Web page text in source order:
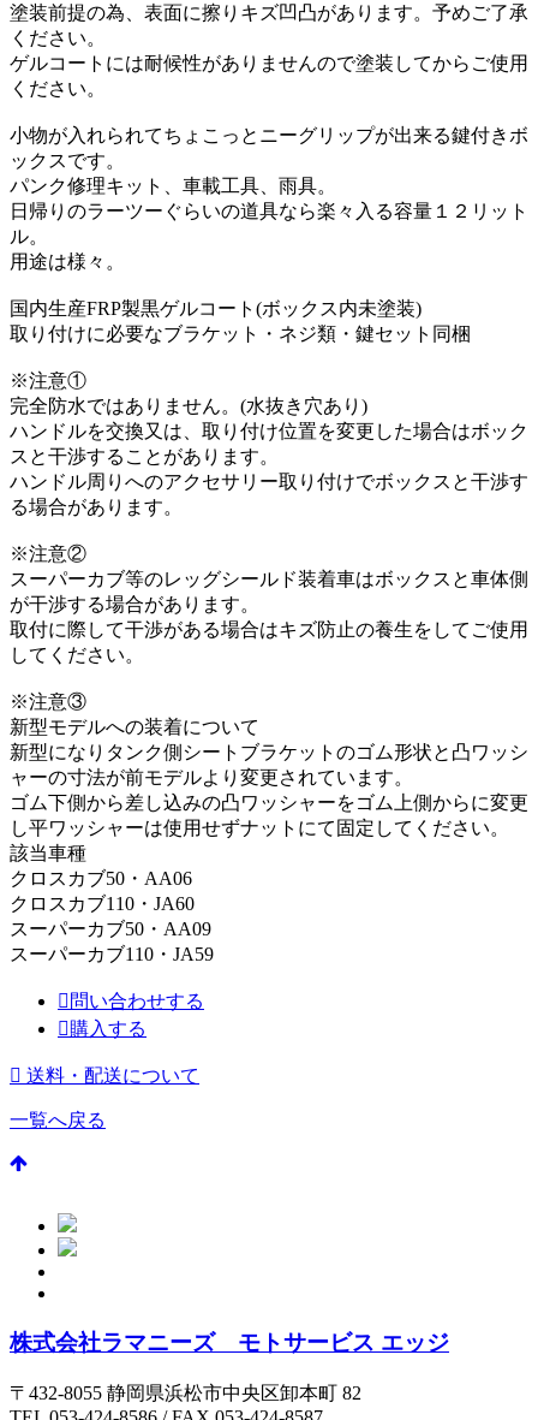
塗装前提の為、表面に擦りキズ凹凸があります。予めご了承
ください。
ゲルコートには耐候性がありませんので塗装してからご使用
ください。
小物が入れられてちょこっとニーグリップが出来る鍵付きボ
ックスです。
パンク修理キット、車載工具、雨具。
日帰りのラーツーぐらいの道具なら楽々入る容量１２リット
ル。
用途は様々。
国内生産FRP製黒ゲルコート(ボックス内未塗装)
取り付けに必要なブラケット・ネジ類・鍵セット同梱
※注意①
完全防水ではありません。(水抜き穴あり)
ハンドルを交換又は、取り付け位置を変更した場合はボック
スと干渉することがあります。
ハンドル周りへのアクセサリー取り付けでボックスと干渉す
る場合があります。
※注意②
スーパーカブ等のレッグシールド装着車はボックスと車体側
が干渉する場合があります。
取付に際して干渉がある場合はキズ防止の養生をしてご使用
してください。
※注意③
新型モデルへの装着について
新型になりタンク側シートブラケットのゴム形状と凸ワッシ
ャーの寸法が前モデルより変更されています。
ゴム下側から差し込みの凸ワッシャーをゴム上側からに変更
し平ワッシャーは使用せずナットにて固定してください。
該当車種
クロスカブ50・AA06
クロスカブ110・JA60
スーパーカブ50・AA09
スーパーカブ110・JA59
問い合わせする
購入する
送料・配送について
一覧へ戻る
株式会社ラマニーズ モトサービス エッジ
〒432-8055 静岡県浜松市中央区卸本町 82